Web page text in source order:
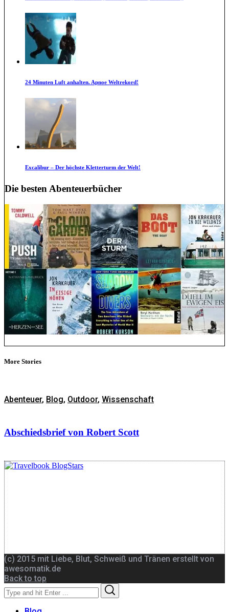
24 Minuten Luft anhalten. Apnoe Weltrekord!
Excalibur – Der höchste Kletterturm der Welt!
Die besten Abenteuerbücher
More Stories
Abenteuer, Blog, Outdoor, Wissenschaft
Abschiedsbrief von Robert Scott
(c) 2015 mit Liebe, Blut, Schweiß und Tränen erstellt von
awesomatik.de
Back to top
Search
for: